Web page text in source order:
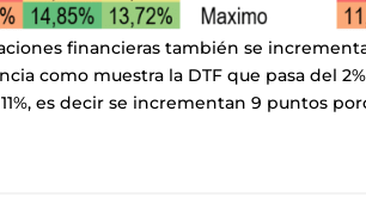
financieras también se
como muestra la DTF que pasa del
es decir se incrementan 9 puntos